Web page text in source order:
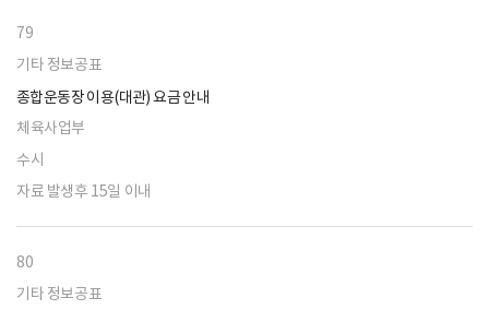
79
기타 정보공표
종합운동장 이용(대관) 요금 안내
체육사업부
수시
자료 발생후 15일 이내
80
기타 정보공표